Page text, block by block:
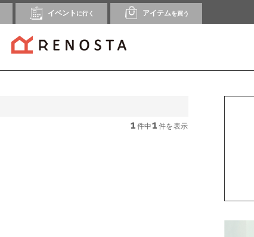
イベント に行く アイテムを買う
1 件中1 件を表示